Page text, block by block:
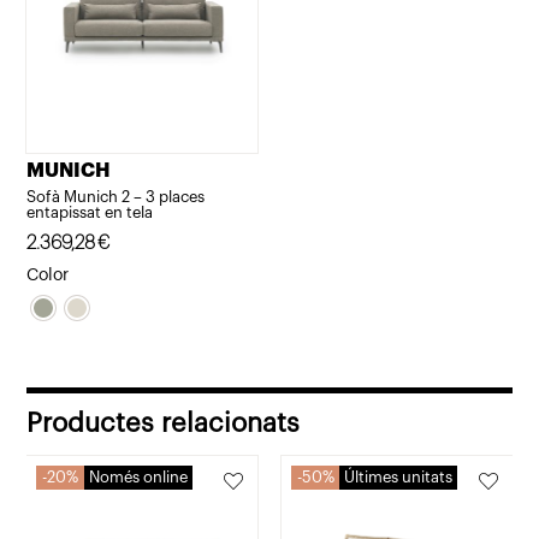
MUNICH
Sofà Munich 2 – 3 places
entapissat en tela
2.369,28€
Color
Productes relacionats
20% Només online 50% Últimes unitats